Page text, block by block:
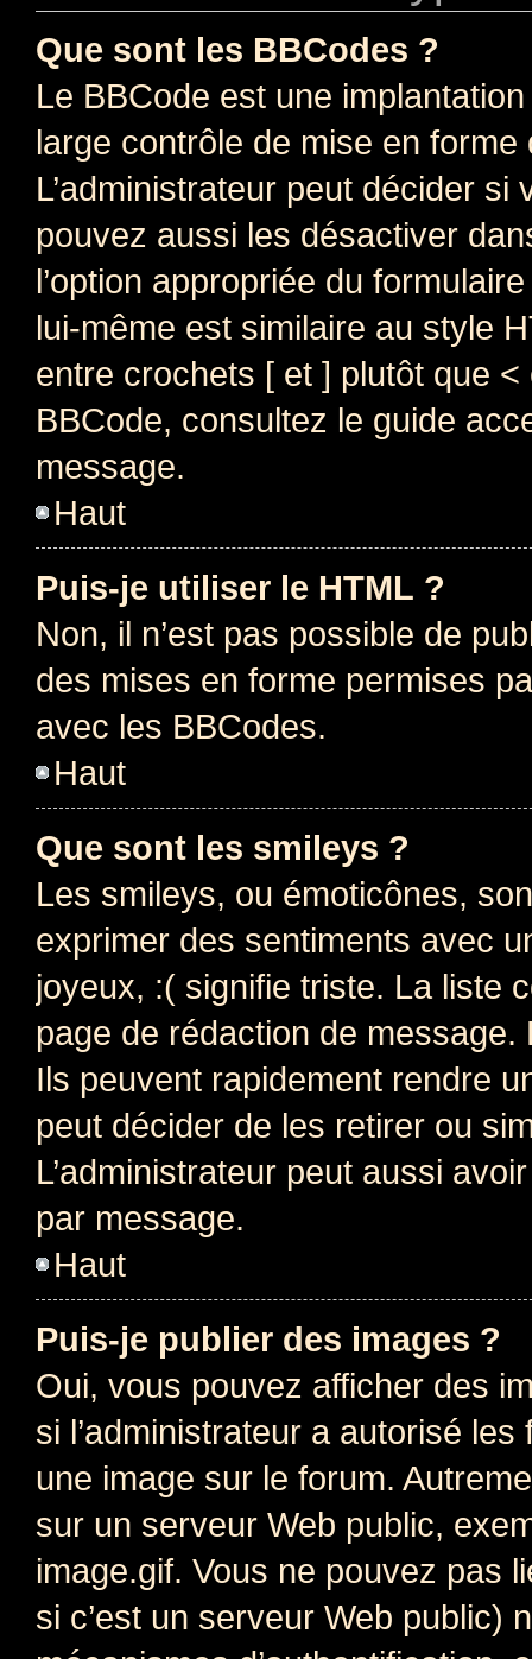
Que sont les BBCodes ?
Le BBCode est une
large contrôle de mise en forme
L’administrateur peut décider
pouvez aussi les désactiver
l’option appropriée du
lui-même est similaire au style
entre crochets [ et ] plutôt que
BBCode, consultez le guide
message.
Haut
Puis-je utiliser le HTML ?
Non, il n’est pas possible de
des mises en forme permises
avec les BBCodes.
Haut
Que sont les smileys ?
Les smileys, ou émoticônes,
exprimer des sentiments avec
joyeux, :( signifie triste. La liste
page de rédaction de
Ils peuvent rapidement rendre
peut décider de les retirer ou
L’administrateur peut aussi
par message.
Haut
Puis-je publier des images ?
Oui, vous pouvez afficher des
si l’administrateur a autorisé
une image sur le forum.
sur un serveur Web public,
image.gif. Vous ne pouvez pas
si c’est un serveur Web public)